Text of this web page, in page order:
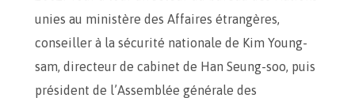
unies au ministère des Affaires étrangères,
conseiller à la sécurité nationale de Kim Young-
sam, directeur de cabinet de Han Seung-soo, puis
président de l’Assemblée générale des